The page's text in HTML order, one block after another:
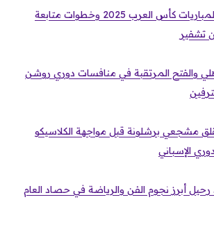
القنوات الناقلة لمباريات كأس العرب 2025 وخطوات متابعة
تشفير
والفتح المرتقبة في منافسات دوري روشن
مشجعي برشلونة قبل مواجهة الكلاسيكو
الإسباني
رحيل أبرز نجوم الفن والرياضة في حصاد العام